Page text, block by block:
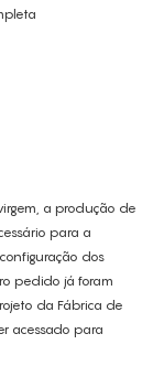
a produção de
para a
dos
pedido já foram
da Fábrica de
acessado para